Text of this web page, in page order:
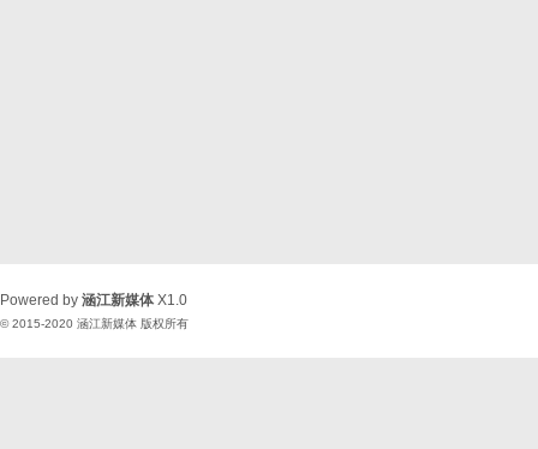
Powered by 涵江新媒体 X1.0
© 2015-2020 涵江新媒体 版权所有